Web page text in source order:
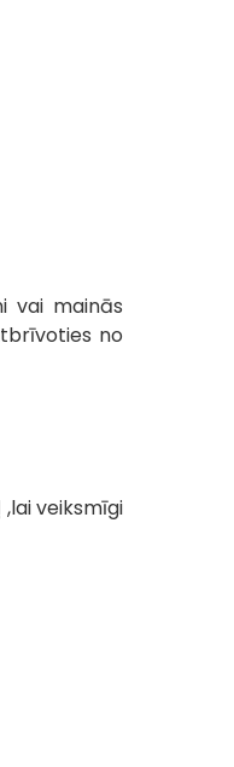
vai mainās
no
veiksmīgi